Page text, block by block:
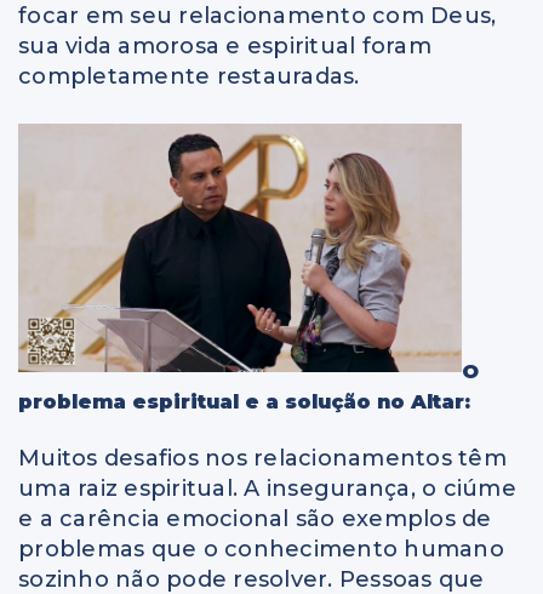
focar em seu relacionamento com Deus,
sua vida amorosa e espiritual foram
completamente restauradas.
O
problema espiritual e a solução no Altar:
Muitos desafios nos relacionamentos têm
uma raiz espiritual. A insegurança, o ciúme
e a carência emocional são exemplos de
problemas que o conhecimento humano
sozinho não pode resolver. Pessoas que